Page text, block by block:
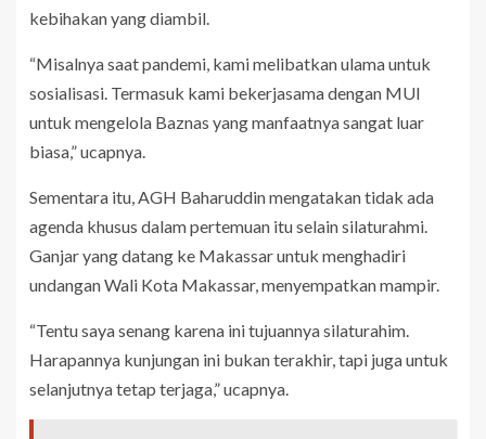
kebihakan yang diambil.
“Misalnya saat pandemi, kami melibatkan ulama untuk
sosialisasi. Termasuk kami bekerjasama dengan MUI
untuk mengelola Baznas yang manfaatnya sangat luar
biasa,” ucapnya.
Sementara itu, AGH Baharuddin mengatakan tidak ada
agenda khusus dalam pertemuan itu selain silaturahmi.
Ganjar yang datang ke Makassar untuk menghadiri
undangan Wali Kota Makassar, menyempatkan mampir.
“Tentu saya senang karena ini tujuannya silaturahim.
Harapannya kunjungan ini bukan terakhir, tapi juga untuk
selanjutnya tetap terjaga,” ucapnya.